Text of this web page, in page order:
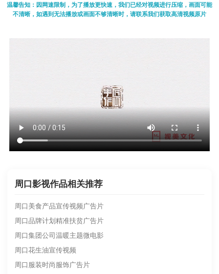
温馨告知：因网速限制，为了播放更快速，我们已经对视频进行压缩，画面可能
不清晰，如遇到无法播放或画面不够清晰时，请联系我们获取高清视频原片
周口影视作品相关推荐
周口美食产品宣传视频广告片
周口品牌计划精准扶贫广告片
周口集团公司温暖主题微电影
周口花生油宣传视频
周口服装时尚服饰广告片